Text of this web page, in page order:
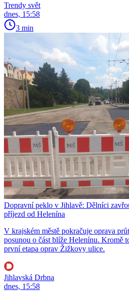
Trendy svět
dnes, 15:58
3 min
Dopravní peklo v Jihlavě: Dělníci
příjezd od Helenína
V krajském městě pokračuje oprava
posunou o část blíže Helenínu. Kromě
první etapa oprav Žižkovy ulice.
Jihlavská Drbna
dnes, 15:58